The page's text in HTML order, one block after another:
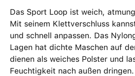
Das Sport Loop ist weich,
Mit seinem Klettverschluss
und schnell anpassen. Das
Lagen hat dichte Maschen auf
dienen als weiches Polster und
Feuchtigkeit nach außen dringen.